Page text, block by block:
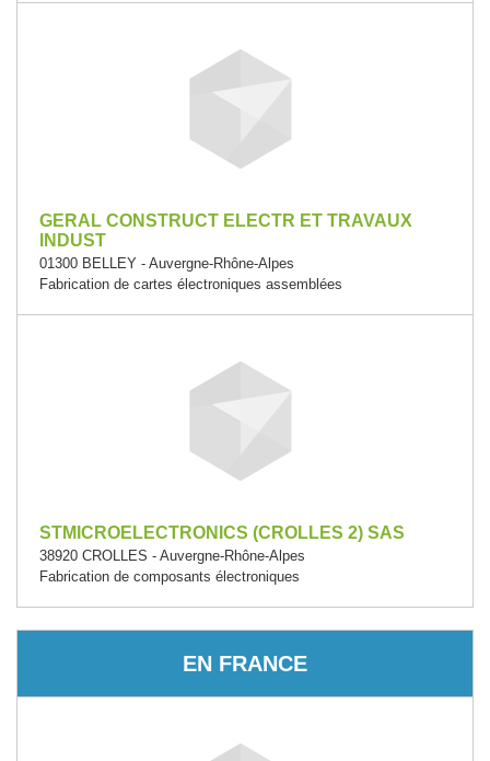
GERAL CONSTRUCT ELECTR ET TRAVAUX
INDUST
01300 BELLEY - Auvergne-Rhône-Alpes
Fabrication de cartes électroniques assemblées
STMICROELECTRONICS (CROLLES 2) SAS
38920 CROLLES - Auvergne-Rhône-Alpes
Fabrication de composants électroniques
EN FRANCE